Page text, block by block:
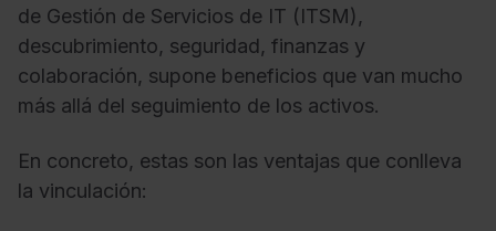
de Gestión de Servicios de IT (ITSM),
descubrimiento, seguridad, finanzas y
colaboración, supone beneficios que van mucho
más allá del seguimiento de los activos.
En concreto, estas son las ventajas que conlleva
la vinculación: